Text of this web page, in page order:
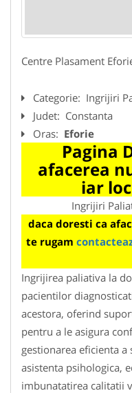
Centre Plasament
Categorie: Ingrijiri
Judet: Constanta
Oras: Eforie
Pagina
afacerea
iar
Ingrijiri
daca doresti ca
te rugam
Ingrijirea paliativa la
pacientilor
acestora, oferind
pentru a le asigura
gestionarea eficienta
asistenta psihologica,
imbunatatirea calitatii